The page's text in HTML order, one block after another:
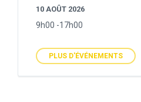
10 AOÛT 2026
9h00 -17h00
PLUS D'ÉVÉNEMENTS